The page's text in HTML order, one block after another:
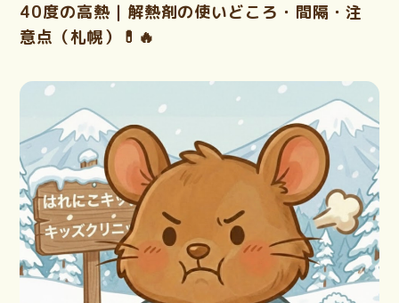
40度の高熱｜解熱剤の使いどころ・間隔・注
意点（札幌）💊🔥